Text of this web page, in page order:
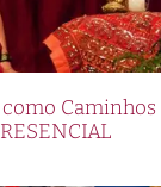
Caminhos